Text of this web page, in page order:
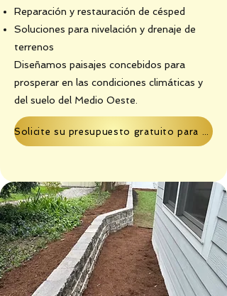
Reparación y restauración de césped
Soluciones para nivelación y drenaje de
terrenos
Diseñamos paisajes concebidos para
prosperar en las condiciones climáticas y
del suelo del Medio Oeste.